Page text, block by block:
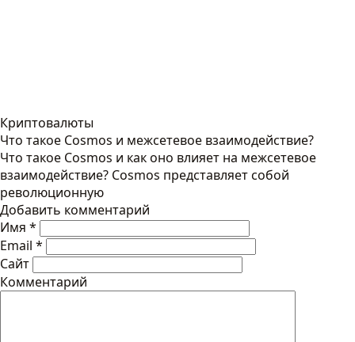
Криптовалюты
Что такое Cosmos и межсетевое взаимодействие?
Что такое Cosmos и как оно влияет на межсетевое
взаимодействие? Cosmos представляет собой
революционную
Добавить комментарий
Имя *
Email *
Сайт
Комментарий